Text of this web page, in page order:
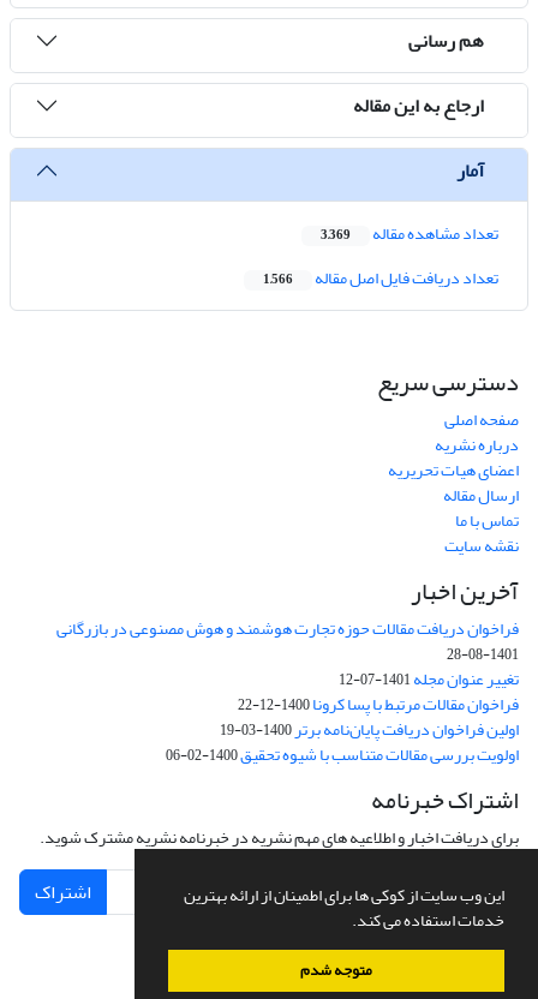
این وب سایت از کوکی ها برای اطمینان از ارائه بهترین
خدمات استفاده می کند.
متوجه شدم
هم رسانی
ارجاع به این مقاله
آمار
تعداد مشاهده مقاله 3,369
تعداد دریافت فایل اصل مقاله 1,566
دسترسی سریع
صفحه اصلی
درباره نشریه
اعضای هیات تحریریه
ارسال مقاله
تماس با ما
نقشه سایت
آخرین اخبار
فراخوان دریافت مقالات حوزه تجارت هوشمند و هوش مصنوعی در بازرگانی
1401-08-28
تغییر عنوان مجله1401-07-12
فراخوان مقالات مرتبط با پسا کرونا1400-12-22
اولین فراخوان دریافت پایان‌نامه برتر1400-03-19
اولویت بررسی مقالات متناسب با شیوه تحقیق1400-02-06
اشتراک خبرنامه
برای دریافت اخبار و اطلاعیه های مهم نشریه در خبرنامه نشریه مشترک شوید.
اشتراک
سامانه مدیریت نشریات علمی.طراحی و پیاده سازی ازسیناوب